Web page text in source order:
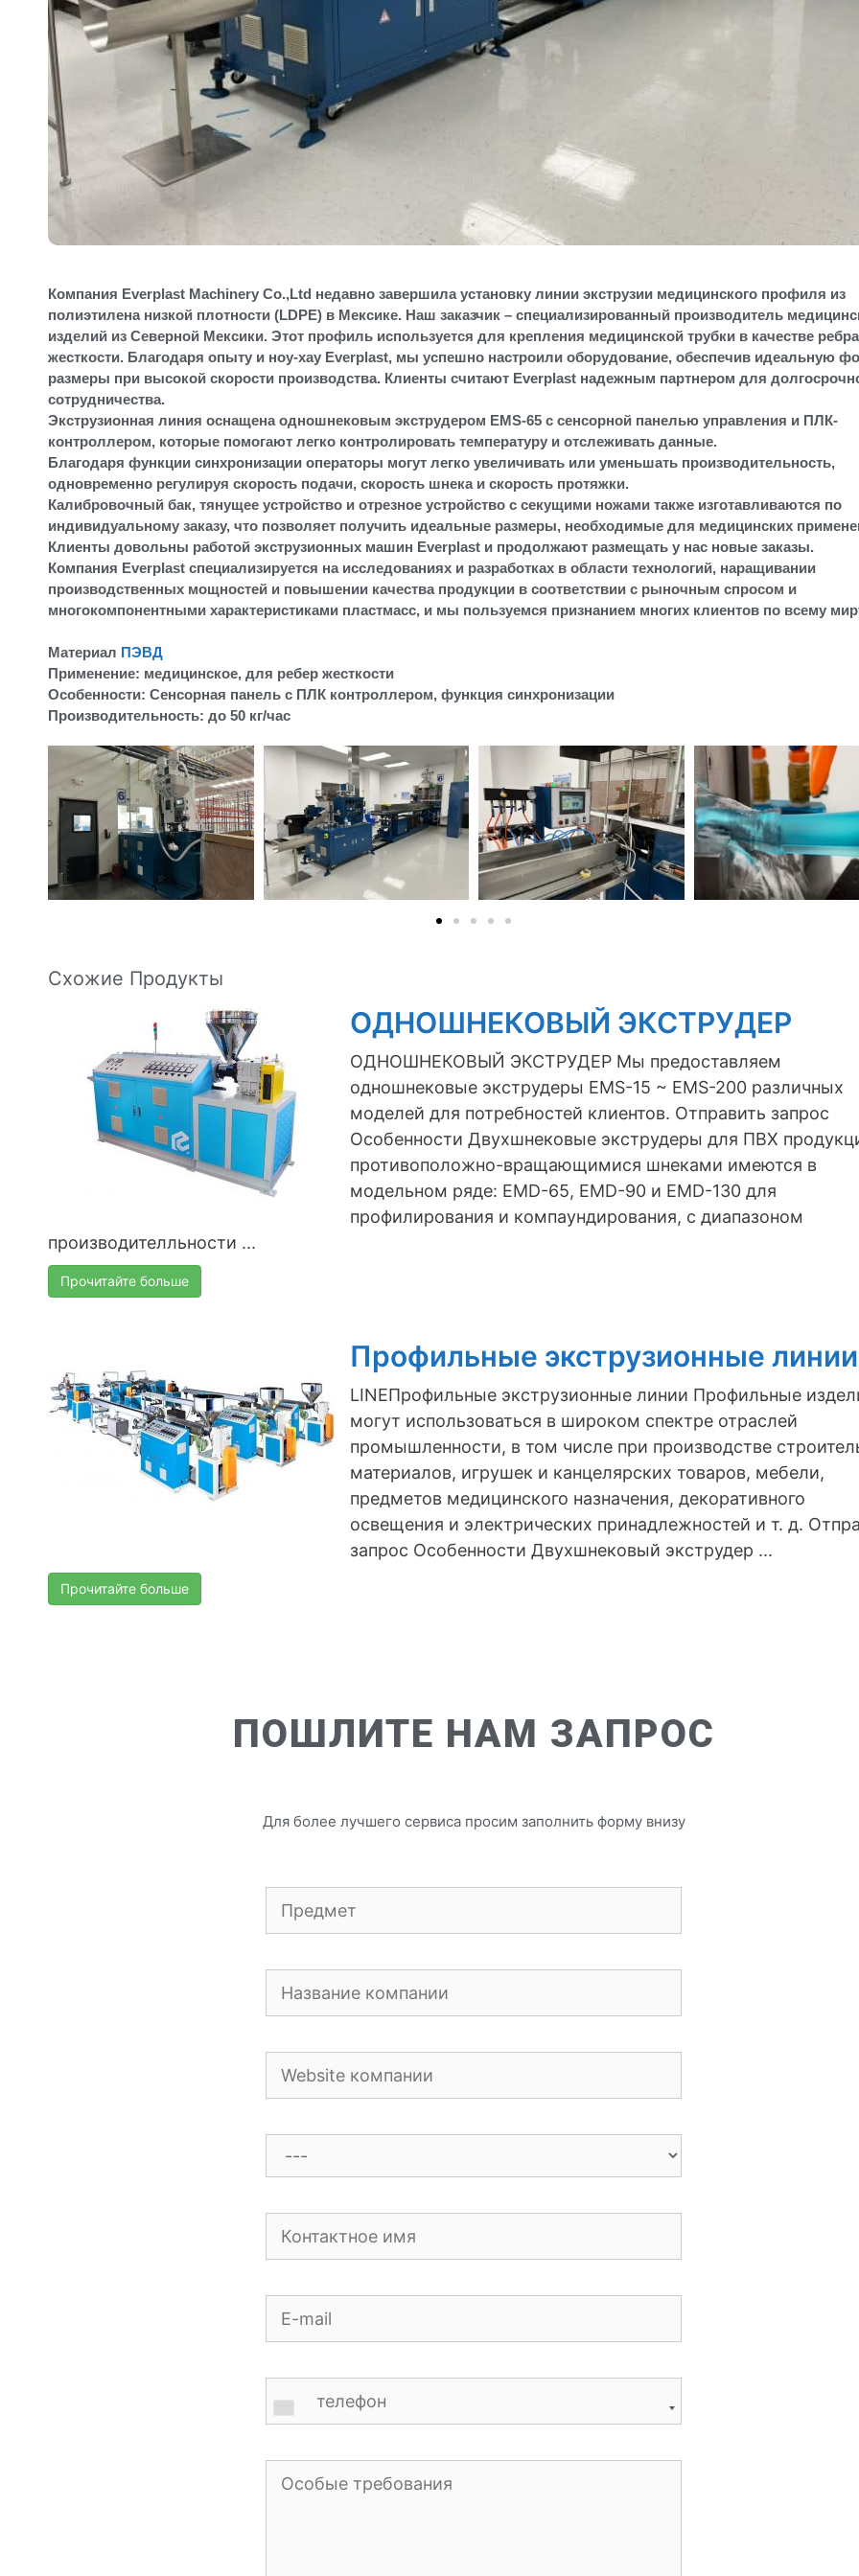
Компания Everplast Machinery Co.,Ltd недавно завершила установку линии экструзии медицинского профиля из
полиэтилена низкой плотности (LDPE) в Мексике. Наш заказчик – специализированный производитель
изделий из Северной Мексики. Этот профиль используется для крепления медицинской трубки в качестве ребра
жесткости. Благодаря опыту и ноу-хау Everplast, мы успешно настроили оборудование, обеспечив идеальную
размеры при высокой скорости производства. Клиенты считают Everplast надежным партнером для
сотрудничества.
Экструзионная линия оснащена одношнековым экструдером EMS-65 с сенсорной панелью управления и ПЛК-
контроллером, которые помогают легко контролировать температуру и отслеживать данные.
Благодаря функции синхронизации операторы могут легко увеличивать или уменьшать производительность,
одновременно регулируя скорость подачи, скорость шнека и скорость протяжки.
Калибровочный бак, тянущее устройство и отрезное устройство с секущими ножами также изготавливаются по
индивидуальному заказу, что позволяет получить идеальные размеры, необходимые для медицинских
Клиенты довольны работой экструзионных машин Everplast и продолжают размещать у нас новые заказы.
Компания Everplast специализируется на исследованиях и разработках в области технологий, наращивании
производственных мощностей и повышении качества продукции в соответствии с рыночным спросом и
многокомпонентными характеристиками пластмасс, и мы пользуемся признанием многих клиентов по всему
Материал ПЭВД
Применение: медицинское, для ребер жесткости
Особенности: Сенсорная панель с ПЛК контроллером, функция синхронизации
Производительность: до 50 кг/час
Схожие Продукты
ОДНОШНЕКОВЫЙ ЭКСТРУДЕР
ОДНОШНЕКОВЫЙ ЭКСТРУДЕР Мы предоставляем
одношнековые экструдеры EMS-15 ~ EMS-200 различных
моделей для потребностей клиентов. Отправить запрос
Особенности Двухшнековые экструдеры для ПВХ
противоположно-вращающимися шнеками имеются в
модельном ряде: EMD-65, EMD-90 и EMD-130 для
профилирования и компаундирования, с диапазоном
производителльности ...
Прочитайте больше
Профильные экструзионные линии
LINEПрофильные экструзионные линии Профильные
могут использоваться в широком спектре отраслей
промышленности, в том числе при производстве
материалов, игрушек и канцелярских товаров, мебели,
предметов медицинского назначения, декоративного
освещения и электрических принадлежностей и т. д.
запрос Особенности Двухшнековый экструдер ...
Прочитайте больше
ПОШЛИТЕ НАМ ЗАПРОС
Для более лучшего сервиса просим заполнить форму внизу